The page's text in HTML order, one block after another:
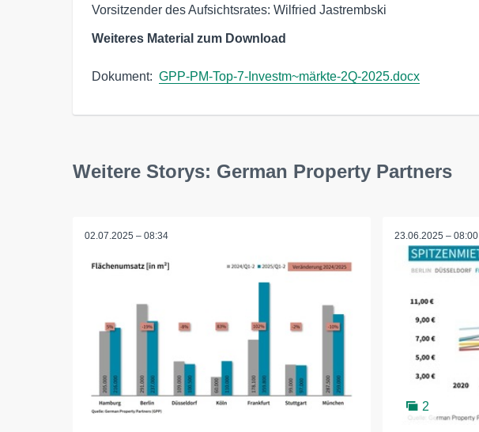
Vorsitzender des Aufsichtsrates: Wilfried Jastrembski
Weiteres Material zum Download
Dokument: GPP-PM-Top-7-Investm~märkte-2Q-2025.docx
Weitere Storys: German Property Partners
02.07.2025 – 08:34 23.06.2025 – 08:00
2